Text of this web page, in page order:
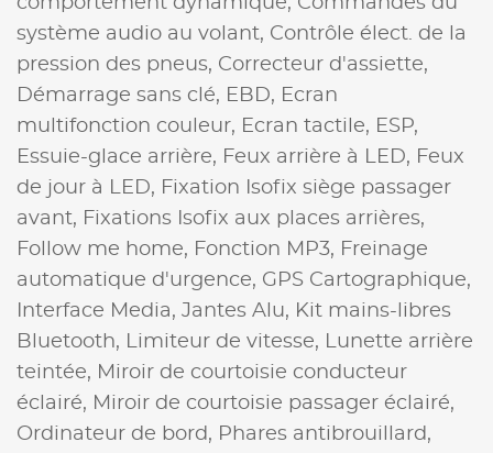
système audio au volant, Contrôle élect. de la
pression des pneus, Correcteur d'assiette,
Démarrage sans clé, EBD, Ecran
multifonction couleur, Ecran tactile, ESP,
Essuie-glace arrière, Feux arrière à LED, Feux
de jour à LED, Fixation Isofix siège passager
avant, Fixations Isofix aux places arrières,
Follow me home, Fonction MP3, Freinage
automatique d'urgence, GPS Cartographique,
Interface Media, Jantes Alu, Kit mains-libres
Bluetooth,
Limiteur de vitesse,
Lunette arrière
teintée, Miroir de courtoisie conducteur
éclairé, Miroir de courtoisie passager éclairé,
Ordinateur de bord, Phares antibrouillard,